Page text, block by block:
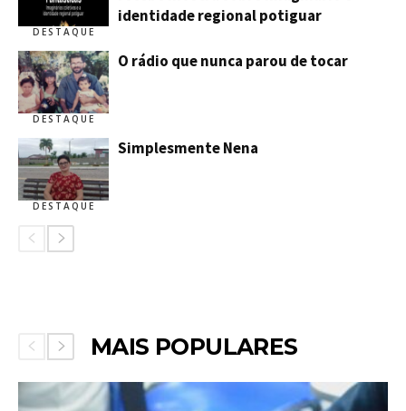
DESTAQUE
identidade regional potiguar
DESTAQUE
O rádio que nunca parou de tocar
DESTAQUE
Simplesmente Nena
MAIS POPULARES